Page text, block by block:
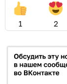
1 2